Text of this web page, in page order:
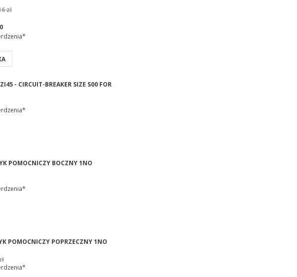
zł
0
- CIRCUIT-BREAKER SIZE S00 FOR
POMOCNICZY BOCZNY 1NO
POMOCNICZY POPRZECZNY 1NO